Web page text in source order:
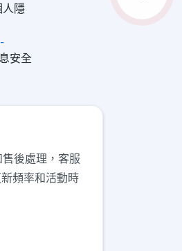
隱
安全
後處理，客服
頻率和活動時